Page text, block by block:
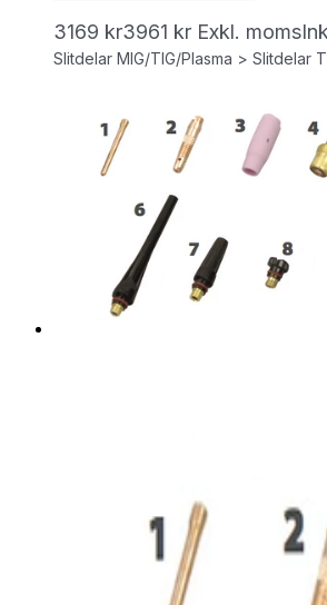
3169 kr3961 kr Exkl. moms
Slitdelar MIG/TIG/Plasma > Slitdelar